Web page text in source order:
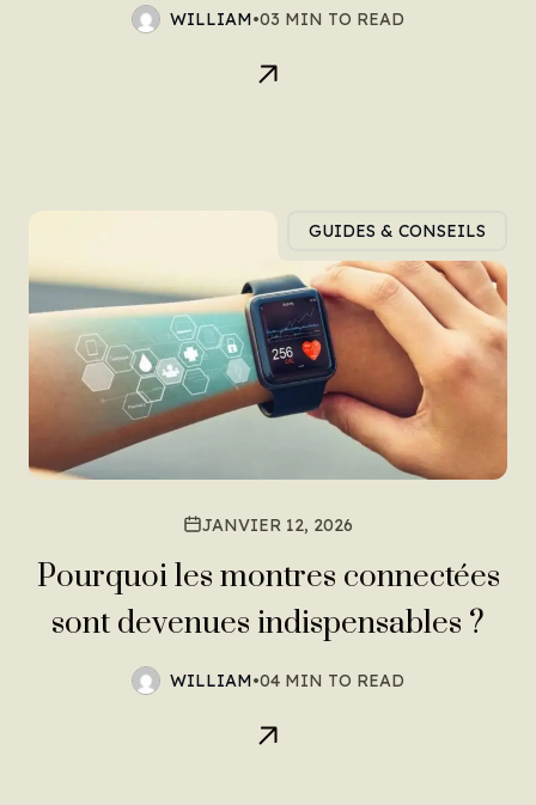
WILLIAM•03 MIN TO READ
GUIDES & CONSEILS
JANVIER 12, 2026
Pourquoi les montres connectées
sont devenues indispensables ?
WILLIAM•04 MIN TO READ